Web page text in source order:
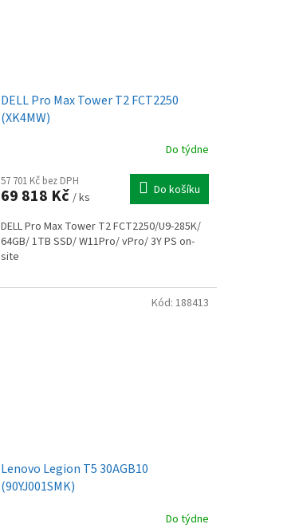
DELL Pro Max Tower T2 FCT2250
(XK4MW)
Do týdne
57 701 Kč bez DPH
69 818 Kč / ks Do košíku
DELL Pro Max Tower T2 FCT2250/U9-285K/
64GB/ 1TB SSD/ W11Pro/ vPro/ 3Y PS on-
site
Lenovo Legion T5 30AGB10
(90YJ001SMK)
Do týdne
Kód: 188413